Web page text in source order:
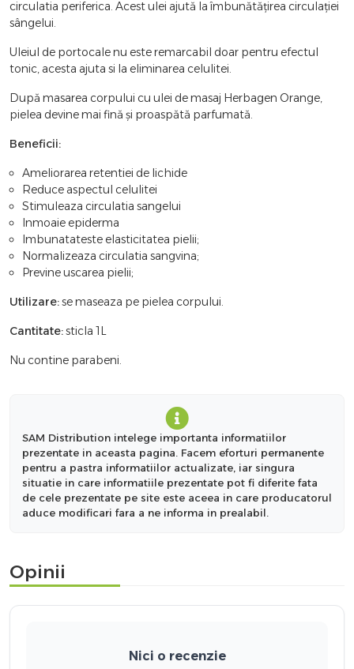
circulatia periferica. Acest ulei ajută la îmbunătățirea circulației
sângelui.
Uleiul de portocale nu este remarcabil doar pentru efectul
tonic, acesta ajuta si la eliminarea celulitei.
După masarea corpului cu ulei de masaj Herbagen Orange,
pielea devine mai fină și proaspătă parfumată.
Beneficii:
Ameliorarea retentiei de lichide
Reduce aspectul celulitei
Stimuleaza circulatia sangelui
Inmoaie epiderma
Imbunatateste elasticitatea pielii;
Normalizeaza circulatia sangvina;
Previne uscarea pielii;
Utilizare:se maseaza pe pielea corpului.
Cantitate:sticla 1L
Nu contine parabeni.
SAM Distribution intelege importanta informatiilor
prezentate in aceasta pagina. Facem eforturi permanente
pentru a pastra informatiilor actualizate, iar singura
situatie in care informatiile prezentate pot fi diferite fata
de cele prezentate pe site este aceea in care producatorul
aduce modificari fara a ne informa in prealabil.
Opinii
Nici o recenzie